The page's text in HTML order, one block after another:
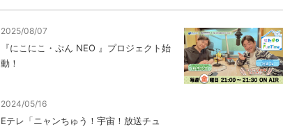
2025/08/07
『にこにこ・ぷん NEO 』プロジェクト始
動！
2024/05/16
Eテレ「ニャンちゅう！宇宙！放送チュ